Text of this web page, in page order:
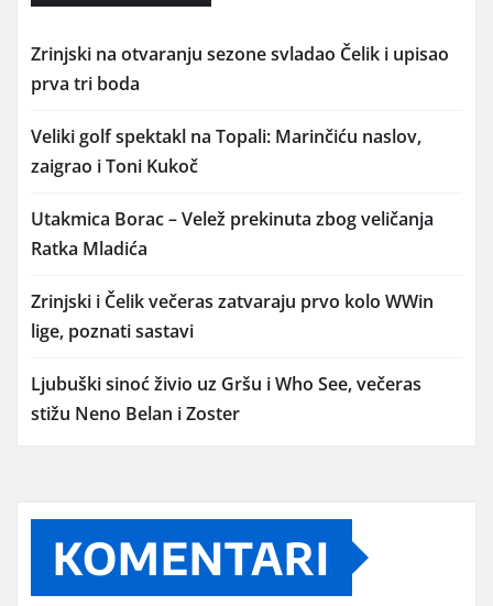
Zrinjski na otvaranju sezone svladao Čelik i upisao
prva tri boda
Veliki golf spektakl na Topali: Marinčiću naslov,
zaigrao i Toni Kukoč
Utakmica Borac – Velež prekinuta zbog veličanja
Ratka Mladića
Zrinjski i Čelik večeras zatvaraju prvo kolo WWin
lige, poznati sastavi
Ljubuški sinoć živio uz Gršu i Who See, večeras
stižu Neno Belan i Zoster
KOMENTARI